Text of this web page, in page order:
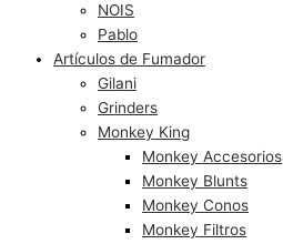
NOIS
Pablo
Artículos de Fumador
Gilani
Grinders
Monkey King
Monkey Accesorios
Monkey Blunts
Monkey Conos
Monkey Filtros